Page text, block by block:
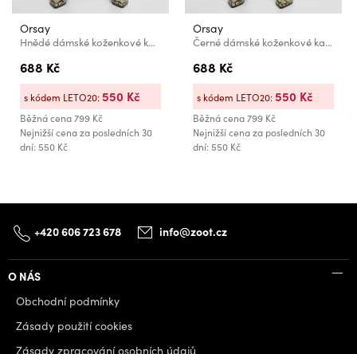
Orsay
Hnědé dámské koženkové kalhoty ORSAY
688 Kč
Běžná cena799 Kč
Nejnižší cena za posledních 30
dní: 550 Kč
s kódem LETO20:550 Kč
Orsay
Černé dámské koženkové kalhoty ORSAY
688 Kč
Běžná cena799 Kč
Nejnižší cena za posledních 30
dní: 550 Kč
s kódem LETO20:550 Kč
+420 606 723 678 info@zoot.cz
O NÁS
Obchodní podmínky
Zásady použití cookies
Zásady zpracování osobních údajů